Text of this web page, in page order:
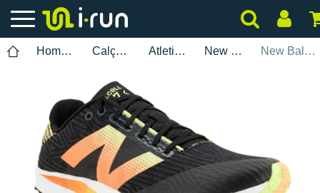
Homem Calçados Atletismo New Balance New Balance FuelCell XC7 V5